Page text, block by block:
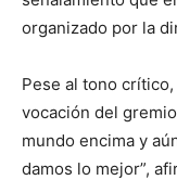
organizado por la
Pese al tono
vocación del
mundo encima y
damos lo mejor”,